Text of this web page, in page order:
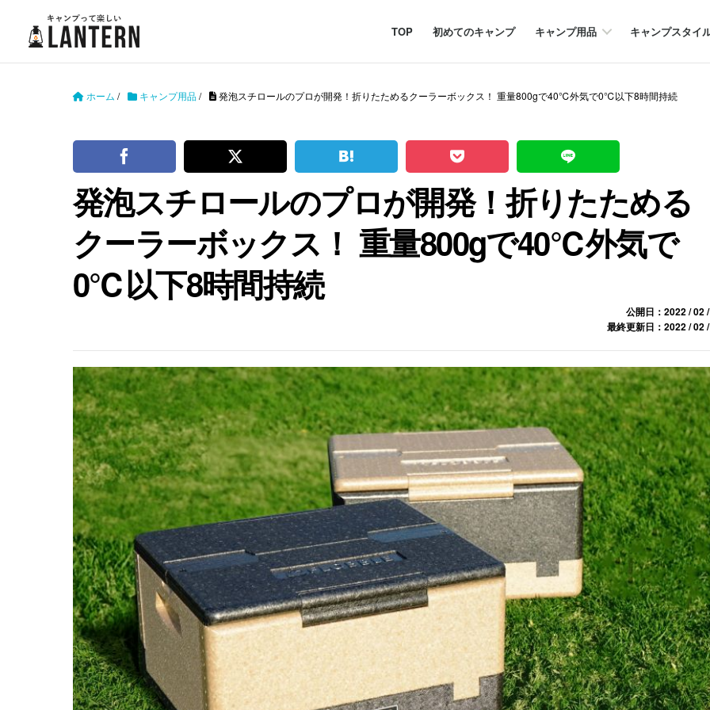
TOP 初めてのキャンプ キャンプ用品 キャンプスタイ
ホーム / キャンプ用品/ 発泡スチロールのプロが開発！折りたためるクーラーボックス！ 重量800gで40℃外気で0℃以下8時間持続
発泡スチロールのプロが開発！折りたためる
クーラーボックス！ 重量800gで40℃外気で
0℃以下8時間持続
公開日：2022 / 02
最終更新日：2022 / 02